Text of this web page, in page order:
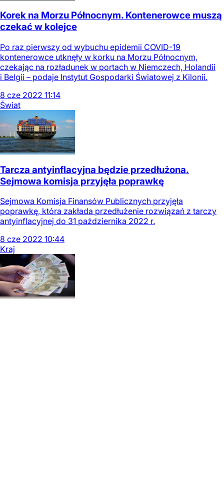
Korek na Morzu Północnym. Kontenerowce muszą
czekać w kolejce
Po raz pierwszy od wybuchu epidemii COVID-19
kontenerowce utknęły w korku na Morzu Północnym,
czekając na rozładunek w portach w Niemczech, Holandii
i Belgii – podaje Instytut Gospodarki Światowej z Kilonii.
8 cze 2022 11:14
Świat
Tarcza antyinflacyjna będzie przedłużona.
Sejmowa komisja przyjęła poprawkę
Sejmowa Komisja Finansów Publicznych przyjęła
poprawkę, która zakłada przedłużenie rozwiązań z tarczy
antyinflacyjnej do 31 października 2022 r.
8 cze 2022 10:44
Kraj